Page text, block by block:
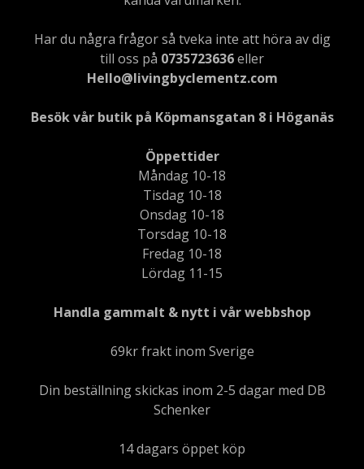
Har du några frågor så tveka inte att höra av dig
till oss på 0735723636eller
Hello@livingbyclementz.com
Besök vår butik på Köpmansgatan 8 i Höganäs
Öppettider
Måndag 10-18
Tisdag 10-18
Onsdag 10-18
Torsdag 10-18
Fredag 10-18
Lördag 11-15
Handla gammalt & nytt i vår webbshop
69kr frakt inom Sverige
Din beställning skickas inom 2-5 dagar med DB
Schenker
14 dagars öppet köp